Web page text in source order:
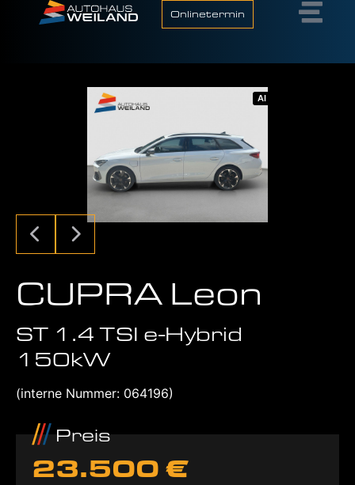
Onlinetermin
AI
CUPRA Leon
ST 1.4 TSI e-Hybrid
150kW
(interne Nummer: 064196)
Preis
23.500 €